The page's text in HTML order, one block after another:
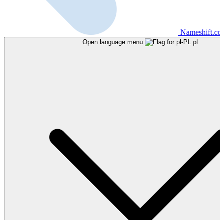
Open language menu pl